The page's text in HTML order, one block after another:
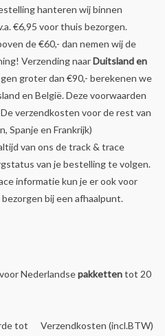
hanteren wij binnen
€6,95 voor thuis bezorgen.
de €60,- dan nemen wij de
Verzending naarDuitsland en
groter dan €90,- berekenen we
en België. Deze voorwaarden
verzendkosten voor de rest van
Spanje en Frankrijk)
van ons de track & trace
van je bestelling te volgen.
informatie kun je er ook voor
bij een afhaalpunt.
Nederlandsepakkettentot 20
tot
Verzendkosten (incl.BTW)